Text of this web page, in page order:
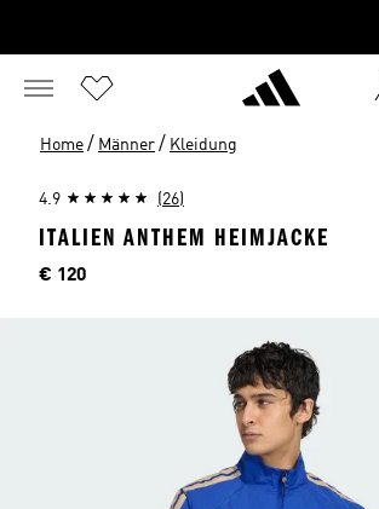
Home / Männer / Kleidung
4.9 (26)
ITALIEN ANTHEM HEIMJACKE
Preis
€ 120